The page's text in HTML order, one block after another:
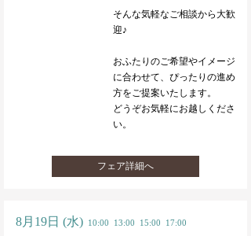
そんな気軽なご相談から大歓
迎♪
おふたりのご希望やイメージ
に合わせて、ぴったりの進め
方をご提案いたします。
どうぞお気軽にお越しくださ
い。
フェア詳細へ
8月19日 (水) 10:00 13:00 15:00 17:00